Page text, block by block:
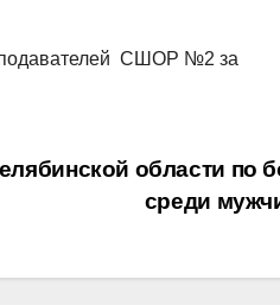
СШОР №2 за
области по
среди